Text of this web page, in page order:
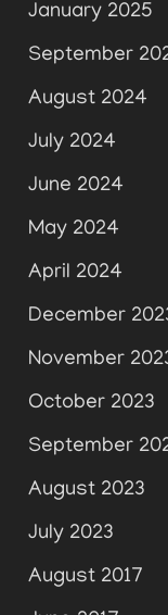
January 2025
September
August 2024
July 2024
June 2024
May 2024
April 2024
December
November
October 2023
September
August 2023
July 2023
August 2017